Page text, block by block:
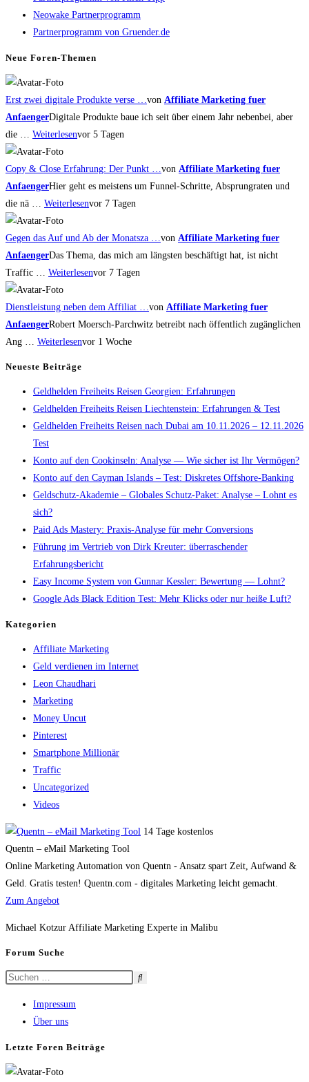
close
the
search
Neowake Partnerprogramm
Partnerprogramm von Gruender.de
Neue Foren-Themen
Erst zwei digitale Produkte verse … von Affiliate Marketing fuer
AnfaengerDigitale Produkte baue ich seit über einem Jahr nebenbei, aber
die … Weiterlesenvor 5 Tagen
Copy & Close Erfahrung: Der Punkt … von Affiliate Marketing fuer
AnfaengerHier geht es meistens um Funnel-Schritte, Absprungraten und
die nä … Weiterlesenvor 7 Tagen
Gegen das Auf und Ab der Monatsza … von Affiliate Marketing fuer
AnfaengerDas Thema, das mich am längsten beschäftigt hat, ist nicht
Traffic … Weiterlesenvor 7 Tagen
Dienstleistung neben dem Affiliat … von Affiliate Marketing fuer
AnfaengerRobert Moersch-Parchwitz betreibt nach öffentlich zugänglichen
Ang … Weiterlesenvor 1 Woche
Neueste Beiträge
Geldhelden Freiheits Reisen Georgien: Erfahrungen
Geldhelden Freiheits Reisen Liechtenstein: Erfahrungen & Test
Geldhelden Freiheits Reisen nach Dubai am 10.11.2026 – 12.11.2026
Test
Konto auf den Cookinseln: Analyse — Wie sicher ist Ihr Vermögen?
Konto auf den Cayman Islands – Test: Diskretes Offshore-Banking
Geldschutz-Akademie – Globales Schutz-Paket: Analyse – Lohnt es
sich?
Paid Ads Mastery: Praxis-Analyse für mehr Conversions
Führung im Vertrieb von Dirk Kreuter: überraschender
Erfahrungsbericht
Easy Income System von Gunnar Kessler: Bewertung — Lohnt?
Google Ads Black Edition Test: Mehr Klicks oder nur heiße Luft?
Kategorien
Affiliate Marketing
Geld verdienen im Internet
Leon Chaudhari
Marketing
Money Uncut
Pinterest
Smartphone Millionär
Traffic
Uncategorized
Videos
14 Tage kostenlos
Quentn – eMail Marketing Tool
Online Marketing Automation von Quentn - Ansatz spart Zeit, Aufwand &
Geld. Gratis testen! Quentn.com - digitales Marketing leicht gemacht.
Zum Angebot
Michael Kotzur Affiliate Marketing Experte in Malibu
Forum Suche
Impressum
Über uns
Letzte Foren Beiträge